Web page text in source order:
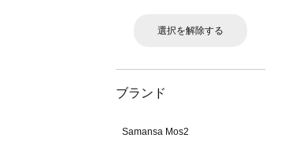
選択を解除する
ブランド
Samansa Mos2